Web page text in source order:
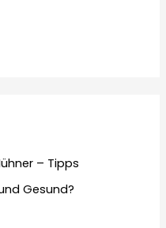
– Tipps
Gesund?